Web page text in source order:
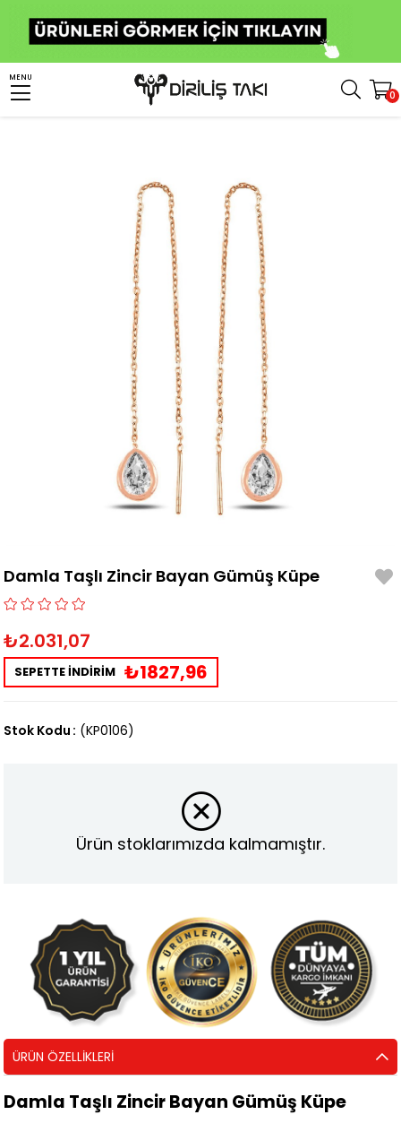
MENU
0
Kadın Gümüş Takı Kadın Gümüş Küpe
Damla Taşlı Zincir Bayan Gümüş Küpe
Damla Taşlı Zincir Bayan Gümüş Küpe
₺2.031,07
SEPETTE İNDİRİM ₺1827,96
Stok Kodu (KP0106)
Ürün stoklarımızda kalmamıştır.
ÜRÜN ÖZELLIKLERI
Damla Taşlı Zincir Bayan Gümüş Küpe